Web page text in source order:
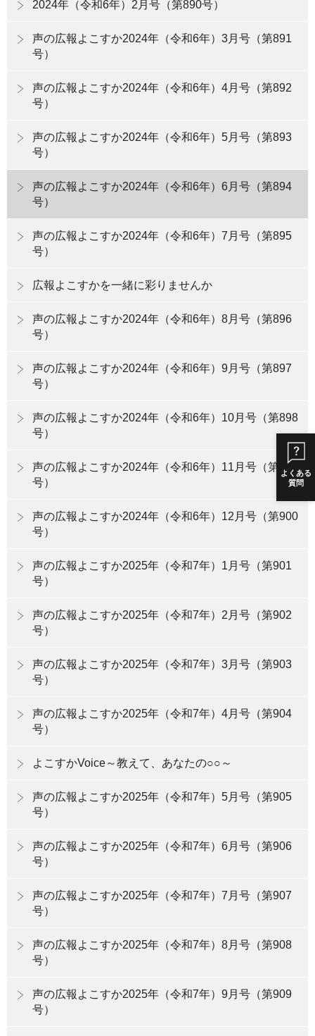
よくある
質問
2024年（令和6年）2月号（第890号）
声の広報よこすか2024年（令和6年）3月号（第891
号）
声の広報よこすか2024年（令和6年）4月号（第892
号）
声の広報よこすか2024年（令和6年）5月号（第893
号）
声の広報よこすか2024年（令和6年）6月号（第894
号）
声の広報よこすか2024年（令和6年）7月号（第895
号）
広報よこすかを一緒に彩りませんか
声の広報よこすか2024年（令和6年）8月号（第896
号）
声の広報よこすか2024年（令和6年）9月号（第897
号）
声の広報よこすか2024年（令和6年）10月号（第898
号）
声の広報よこすか2024年（令和6年）11月号（第899
号）
声の広報よこすか2024年（令和6年）12月号（第900
号）
声の広報よこすか2025年（令和7年）1月号（第901
号）
声の広報よこすか2025年（令和7年）2月号（第902
号）
声の広報よこすか2025年（令和7年）3月号（第903
号）
声の広報よこすか2025年（令和7年）4月号（第904
号）
よこすかVoice～教えて、あなたの○○～
声の広報よこすか2025年（令和7年）5月号（第905
号）
声の広報よこすか2025年（令和7年）6月号（第906
号）
声の広報よこすか2025年（令和7年）7月号（第907
号）
声の広報よこすか2025年（令和7年）8月号（第908
号）
声の広報よこすか2025年（令和7年）9月号（第909
号）